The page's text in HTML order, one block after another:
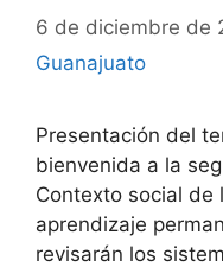
6 de diciembre de
Guanajuato
Presentación del
bienvenida a la
Contexto social de
aprendizaje
revisarán los